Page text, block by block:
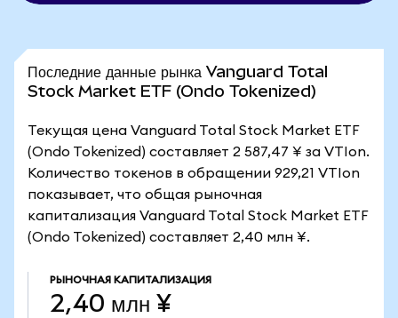
Последние данные рынка Vanguard Total
Stock Market ETF (Ondo Tokenized)
Текущая цена Vanguard Total Stock Market ETF
(Ondo Tokenized) составляет 2 587,47 ¥ за VTIon.
Количество токенов в обращении 929,21 VTIon
показывает, что общая рыночная
капитализация Vanguard Total Stock Market ETF
(Ondo Tokenized) составляет 2,40 млн ¥.
РЫНОЧНАЯ КАПИТАЛИЗАЦИЯ
2,40 млн ¥